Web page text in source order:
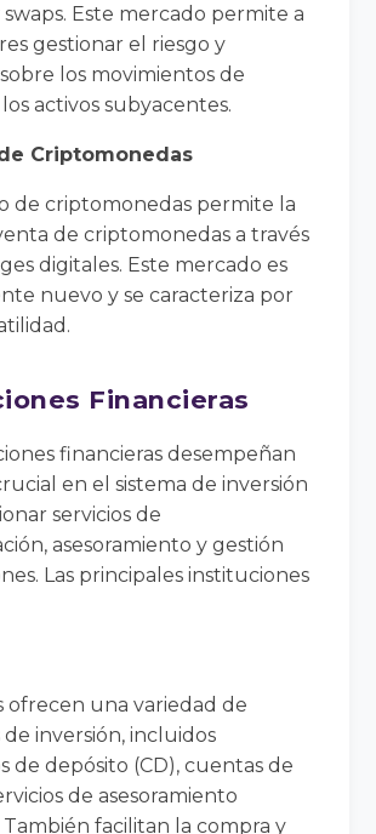
Este mercado permite a
gestionar el riesgo y
los movimientos de
activos subyacentes.
Criptomonedas
de criptomonedas permite la
de criptomonedas a través
digitales. Este mercado es
nuevo y se caracteriza por
Financieras
financieras desempeñan
en el sistema de inversión
servicios de
asesoramiento y gestión
Las principales instituciones
ofrecen una variedad de
inversión, incluidos
de depósito (CD), cuentas de
de asesoramiento
facilitan la compra y